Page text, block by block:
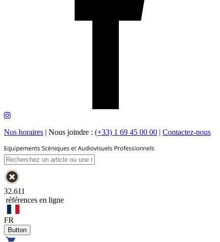
Nos horaires | Nous joindre : (+33) 1 69 45 00 00 | Contactez-nous
32.611
références en ligne
FR